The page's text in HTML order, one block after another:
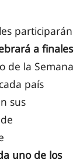
participarán
a finales
de la Semana
país
sus
uno de los